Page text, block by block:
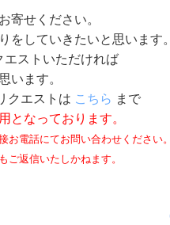
寄せください。
をしていきたいと思います。
エストいただければ
います。
クエストは こちら まで
なっております。
電話にてお問い合わせください。
返信いたしかねます。